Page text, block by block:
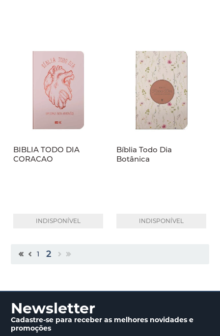
BIBLIA TODO DIA
CORACAO
INDISPONÍVEL
Bíblia Todo Dia
Botânica
INDISPONÍVEL
1 2
Newsletter
Cadastre-se para receberas melhores novidadese
promoções